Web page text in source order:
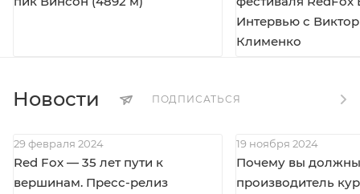
Интервью с
Клименко
Новости ПОДПИСАТЬСЯ
29 февраля 2024
Red Fox — 35 лет пути к
вершинам. Пресс-релиз
19 ноября 2024
Почему вы должны
производитель